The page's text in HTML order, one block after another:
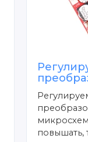
повышать,